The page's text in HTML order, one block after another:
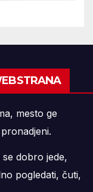
mesto ge
dobro jede,
pogledati, čuti,